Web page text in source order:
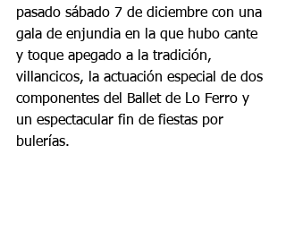
pasado sábado 7 de diciembre con una
gala de enjundia en la que hubo cante
y toque apegado a la tradición,
villancicos, la actuación especial de dos
componentes del Ballet de Lo Ferro y
un espectacular fin de fiestas por
bulerías.